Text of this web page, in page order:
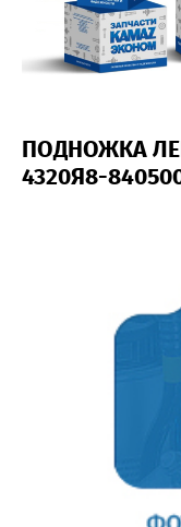
ПОДНОЖКА
4320Я8-